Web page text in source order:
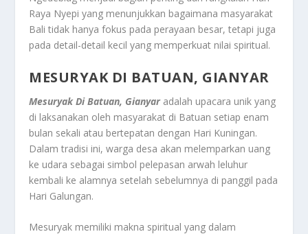
Raya Nyepi yang menunjukkan bagaimana masyarakat
Bali tidak hanya fokus pada perayaan besar, tetapi juga
pada detail-detail kecil yang memperkuat nilai spiritual.
MESURYAK DI BATUAN, GIANYAR
Mesuryak Di Batuan, Gianyar adalah upacara unik yang
di laksanakan oleh masyarakat di Batuan setiap enam
bulan sekali atau bertepatan dengan Hari Kuningan.
Dalam tradisi ini, warga desa akan melemparkan uang
ke udara sebagai simbol pelepasan arwah leluhur
kembali ke alamnya setelah sebelumnya di panggil pada
Hari Galungan.
Mesuryak memiliki makna spiritual yang dalam